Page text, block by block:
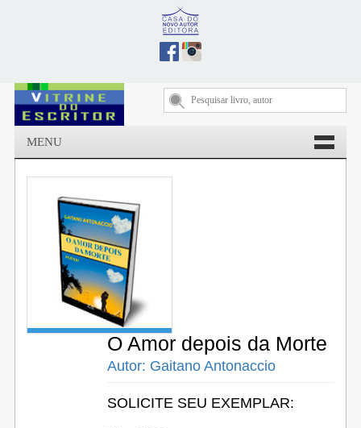
MENU
O Amor depois da Morte
Autor: Gaitano Antonaccio
SOLICITE SEU EXEMPLAR: